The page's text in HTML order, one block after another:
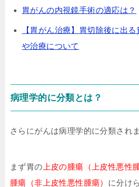
胃がんの内視鏡手術の適応は？
【胃がん治療】胃切除後に出
や治療について
病理学的に分類とは？
さらにがんは病理学的に分類されま
まず胃の 上皮の腫瘍（上皮性悪性
腫瘍（非上皮性悪性腫瘍） に分け